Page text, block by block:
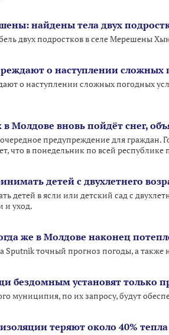
найдены тела двух
двух подростков в селе Мерешены
о наступлении сложных
о наступлении сложных погодных
Молдове вновь пойдёт снег,
предупреждение для граждан.
что в понедельник по всей
детей с двухлетнего
детей в ясли или детский сад с
и уход.
же в Молдове наконец
Sputnik точный прогноз погоды, а
бездомным установят только
муниципия, по их запросу, будут
теряют около 40% тепла